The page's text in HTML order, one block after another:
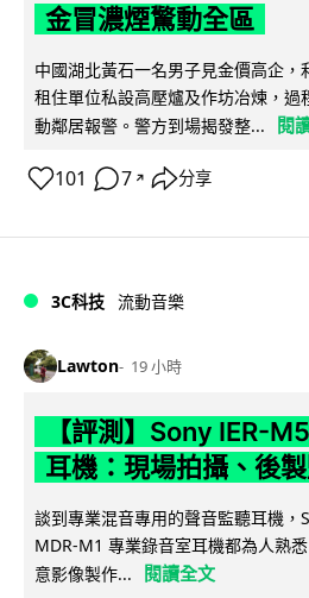
金冒濃煙驚動全區
中國湖北黃石一名男子見金價高企
租住單位私設高壓爐及作坊冶煉，過
動鄰居報警。警方到場揭發整...
閱
101 7 ↗ 分享
3C科技 流動音樂
Lawton 19 小時
【評測】Sony IER-
耳機：現場拍攝、後
談到專業混音專用的聲音監聽耳機
MDR-M1 專業錄音室耳機都為人熟
意影像製作...
閱讀全文